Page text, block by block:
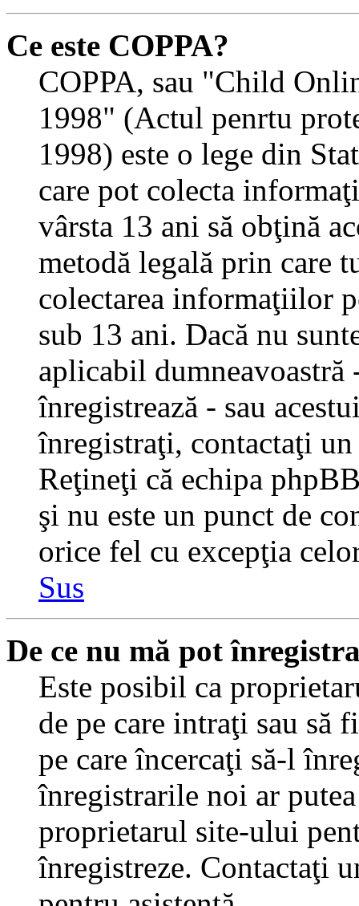
Ce este COPPA?
COPPA, sau "Child
1998" (Actul penrtu
1998) este o lege din
care pot colecta
vârsta 13 ani să obţină
metodă legală prin care
colectarea informaţiilor
sub 13 ani. Dacă nu
aplicabil dumneavoastră
înregistrează - sau
înregistraţi, contactaţi
Reţineţi că echipa
şi nu este un punct de
orice fel cu excepţia
Sus
De ce nu mă pot
Este posibil ca
de pe care intraţi sau să
pe care încercaţi să-l
înregistrarile noi ar
proprietarul site-ului
înregistreze. Contactaţi